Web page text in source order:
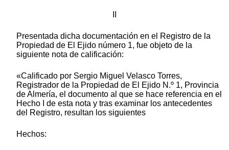
Presentada dicha documentación en el Registro de la
Propiedad de El Ejido número 1, fue objeto de la
siguiente nota de calificación:
«Calificado por Sergio Miguel Velasco Torres,
Registrador de la Propiedad de El Ejido N.º 1, Provincia
de Almería, el documento al que se hace referencia en el
Hecho I de esta nota y tras examinar los antecedentes
del Registro, resultan los siguientes
Hechos: